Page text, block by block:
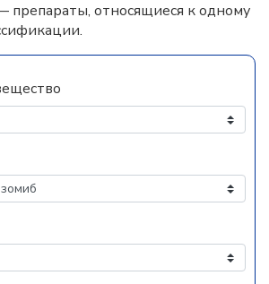
препараты, относящиеся к одному